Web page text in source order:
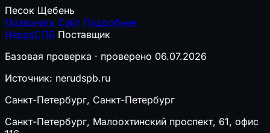
Песок Щебень
Позвонить Сайт Подробнее
НерудСПБ Поставщик
Базовая проверка · проверено 06.07.2026
Источник: nerudspb.ru
Санкт-Петербург, Санкт-Петербург
Санкт-Петербург, Малоохтинский проспект, 61, офис